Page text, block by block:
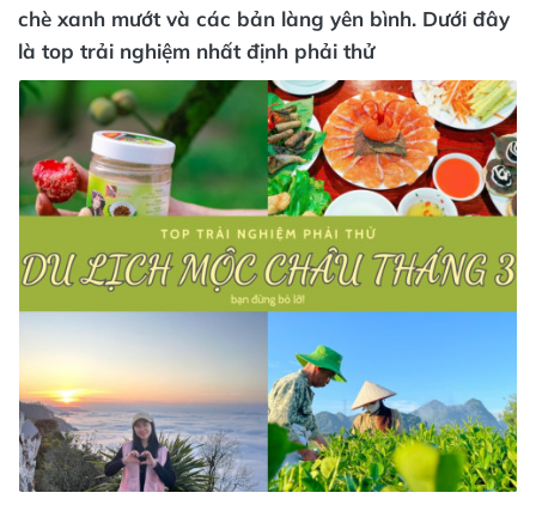
chè xanh mướt và các bản làng yên bình. Dưới đây
là top trải nghiệm nhất định phải thử